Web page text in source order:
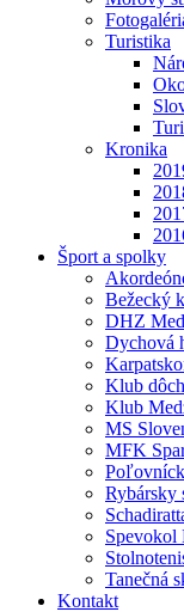
Turistika
Kronika
Šport a spolky
Bežecký
DHZ
Dychová
Klub
Klub
MS
MFK
Rybársky
Spevokol
Tanečná
Kontakt